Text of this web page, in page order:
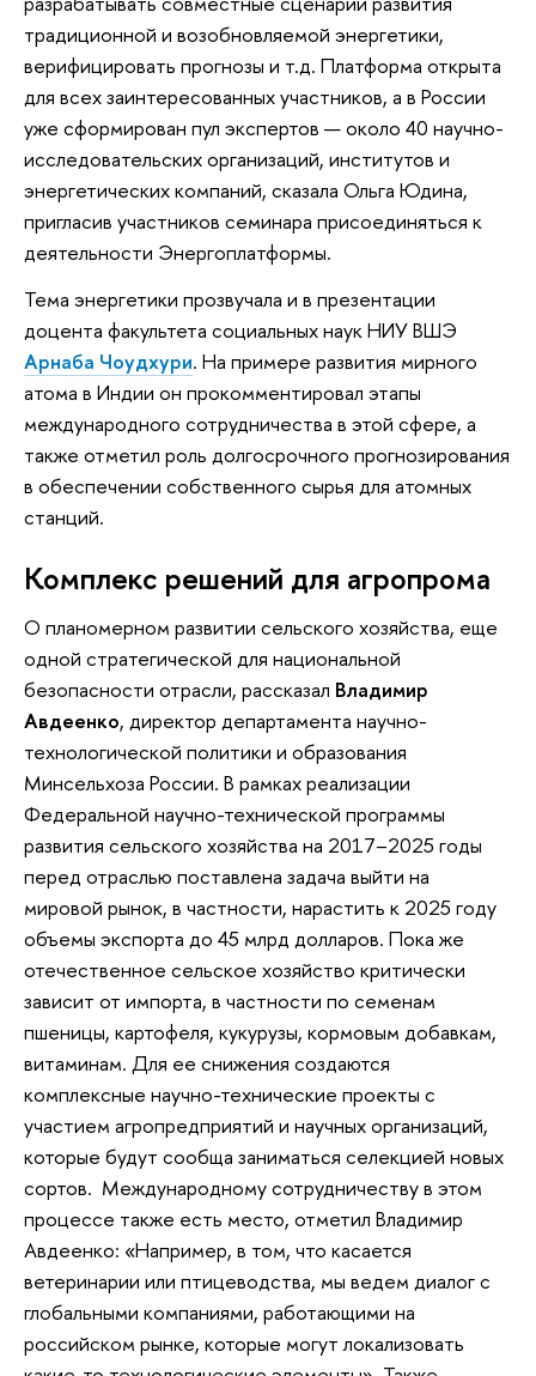
традиционной и возобновляемой энергетики,
верифицировать прогнозы и т.д. Платформа открыта
для всех заинтересованных участников, а в России
уже сформирован пул экспертов — около 40 научно-
исследовательских организаций, институтов и
энергетических компаний, сказала Ольга Юдина,
пригласив участников семинара присоединяться к
деятельности Энергоплатформы.
Тема энергетики прозвучала и в презентации
доцента факультета социальных наук НИУ ВШЭ
Арнаба Чоудхури. На примере развития мирного
атома в Индии он прокомментировал этапы
международного сотрудничества в этой сфере, а
также отметил роль долгосрочного прогнозирования
в обеспечении собственного сырья для атомных
станций.
Комплекс решений для агропрома
О планомерном развитии сельского хозяйства, еще
одной стратегической для национальной
безопасности отрасли, рассказал Владимир
Авдеенко, директор департамента научно-
технологической политики и образования
Минсельхоза России. В рамках реализации
Федеральной научно-технической программы
развития сельского хозяйства на 2017–2025 годы
перед отраслью поставлена задача выйти на
мировой рынок, в частности, нарастить к 2025 году
объемы экспорта до 45 млрд долларов. Пока же
отечественное сельское хозяйство критически
зависит от импорта, в частности по семенам
пшеницы, картофеля, кукурузы, кормовым добавкам,
витаминам. Для ее снижения создаются
комплексные научно-технические проекты с
участием агропредприятий и научных организаций,
которые будут сообща заниматься селекцией новых
сортов. Международному сотрудничеству в этом
процессе также есть место, отметил Владимир
Авдеенко: «Например, в том, что касается
ветеринарии или птицеводства, мы ведем диалог с
глобальными компаниями, работающими на
российском рынке, которые могут локализовать